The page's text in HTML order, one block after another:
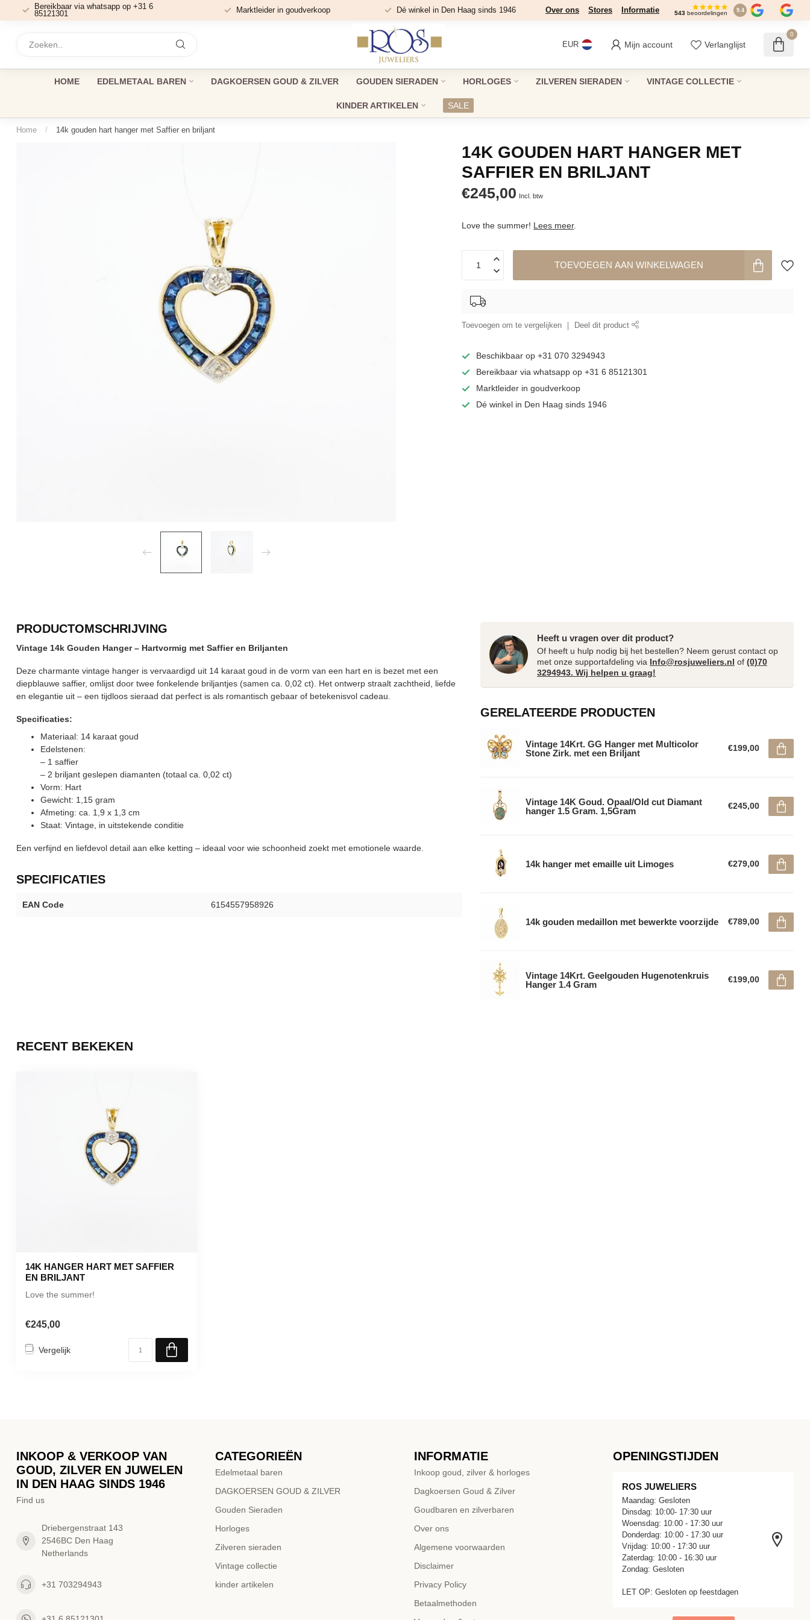
Bereikbaar via whatsapp op +31 6
85121301
Marktleider in goudverkoop Dé winkel in Den Haag sinds 1946 Over ons Stores Informatie 543 beoordelingen 9.4
EUR Mijn account Verlanglijst
0
HOME EDELMETAAL BAREN DAGKOERSEN GOUD & ZILVER GOUDEN SIERADEN HORLOGES ZILVEREN SIERADEN VINTAGE COLLECTIE
KINDER ARTIKELEN SALE
Home / 14k gouden hart hanger met Saffier en briljant
14K GOUDEN HART HANGER MET
SAFFIER EN BRILJANT
€245,00 Incl. btw
Love the summer! Lees meer.
TOEVOEGEN AAN WINKELWAGEN
Toevoegen om te vergelijken Deel dit product
Beschikbaar op +31 070 3294943
Bereikbaar via whatsapp op +31 6 85121301
Marktleider in goudverkoop
Dé winkel in Den Haag sinds 1946
PRODUCTOMSCHRIJVING
Vintage 14k Gouden Hanger – Hartvormig met Saffier en Briljanten
Deze charmante vintage hanger is vervaardigd uit 14 karaat goud in de vorm van een hart en is bezet met een
diepblauwe saffier, omlijst door twee fonkelende briljantjes (samen ca. 0,02 ct). Het ontwerp straalt zachtheid, liefde
en elegantie uit – een tijdloos sieraad dat perfect is als romantisch gebaar of betekenisvol cadeau.
Specificaties:
Materiaal: 14 karaat goud
Edelstenen:
– 1 saffier
– 2 briljant geslepen diamanten (totaal ca. 0,02 ct)
Vorm: Hart
Gewicht: 1,15 gram
Afmeting: ca. 1,9 x 1,3 cm
Staat: Vintage, in uitstekende conditie
Een verfijnd en liefdevol detail aan elke ketting – ideaal voor wie schoonheid zoekt met emotionele waarde.
SPECIFICATIES
EAN Code 6154557958926
Heeft u vragen over dit product?
Of heeft u hulp nodig bij het bestellen? Neem gerust contact op
met onze supportafdeling via Info@rosjuweliers.nl of (0)70
3294943. Wij helpen u graag!
GERELATEERDE PRODUCTEN
Vintage 14Krt. GG Hanger met Multicolor
Stone Zirk. met een Briljant
€199,00
Vintage 14K Goud. Opaal/Old cut Diamant
hanger 1.5 Gram. 1,5Gram
€245,00
14k hanger met emaille uit Limoges €279,00
14k gouden medaillon met bewerkte voorzijde €789,00
Vintage 14Krt. Geelgouden Hugenotenkruis
Hanger 1.4 Gram
€199,00
RECENT BEKEKEN
14K HANGER HART MET SAFFIER
EN BRILJANT
Love the summer!
€245,00
Vergelijk
INKOOP & VERKOOP VAN
GOUD, ZILVER EN JUWELEN
IN DEN HAAG SINDS 1946
Find us
Driebergenstraat 143
2546BC Den Haag
Netherlands
+31 703294943
CATEGORIEËN
Edelmetaal baren
DAGKOERSEN GOUD & ZILVER
Gouden Sieraden
Horloges
Zilveren sieraden
Vintage collectie
kinder artikelen
INFORMATIE
Inkoop goud, zilver & horloges
Dagkoersen Goud & Zilver
Goudbaren en zilverbaren
Over ons
Algemene voorwaarden
Disclaimer
Privacy Policy
Betaalmethoden
OPENINGSTIJDEN
ROS JUWELIERS
Maandag: Gesloten
Dinsdag: 10:00- 17:30 uur
Woensdag: 10:00 - 17:30 uur
Donderdag: 10:00 - 17:30 uur
Vrijdag: 10:00 - 17:30 uur
Zaterdag: 10:00 - 16:30 uur
Zondag: Gesloten
LET OP: Gesloten op feestdagen